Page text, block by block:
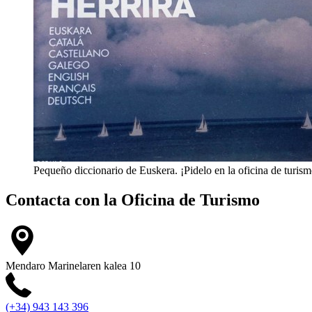
Pequeño diccionario de Euskera. ¡Pidelo en la oficina de
Contacta con la Oficina de Turismo
Mendaro Marinelaren kalea 10
(+34) 943 143 396